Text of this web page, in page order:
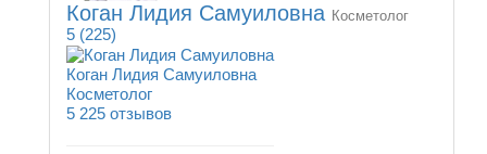
Коган Лидия Самуиловна Косметолог
5 (225)
Коган Лидия Самуиловна
Косметолог
5 225 отзывов